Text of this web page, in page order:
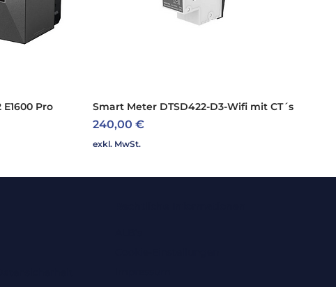
Pro Schnellansicht
Smart Meter DTSD422-D3-Wifi mit CT´s
Preis
240,00 €
exkl. MwSt.